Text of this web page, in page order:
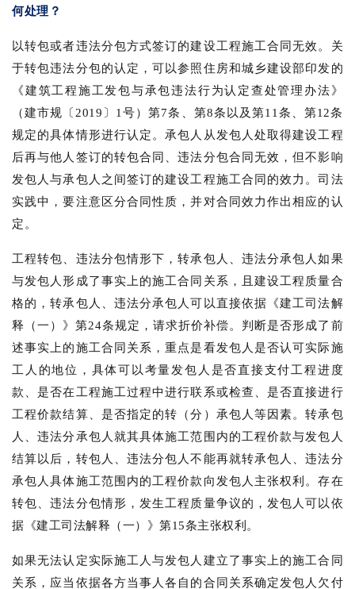
何处理？
以转包或者违法分包方式签订的建设工程施工合同无效。关
于转包违法分包的认定，可以参照住房和城乡建设部印发的
《建筑工程施工发包与承包违法行为认定查处管理办法》
（建市规〔2019〕1号）第7条、第8条以及第11条、第12条
规定的具体情形进行认定。承包人从发包人处取得建设工程
后再与他人签订的转包合同、违法分包合同无效，但不影响
发包人与承包人之间签订的建设工程施工合同的效力。司法
实践中，要注意区分合同性质，并对合同效力作出相应的认
定。
工程转包、违法分包情形下，转承包人、违法分承包人如果
与发包人形成了事实上的施工合同关系，且建设工程质量合
格的，转承包人、违法分承包人可以直接依据《建工司法解
释（一）》第24条规定，请求折价补偿。判断是否形成了前
述事实上的施工合同关系，重点是看发包人是否认可实际施
工人的地位，具体可以考量发包人是否直接支付工程进度
款、是否在工程施工过程中进行联系或检查、是否直接进行
工程价款结算、是否指定的转（分）承包人等因素。转承包
人、违法分承包人就其具体施工范围内的工程价款与发包人
结算以后，转包人、违法分包人不能再就转承包人、违法分
承包人具体施工范围内的工程价款向发包人主张权利。存在
转包、违法分包情形，发生工程质量争议的，发包人可以依
据《建工司法解释（一）》第15条主张权利。
如果无法认定实际施工人与发包人建立了事实上的施工合同
关系，应当依据各方当事人各自的合同关系确定发包人欠付